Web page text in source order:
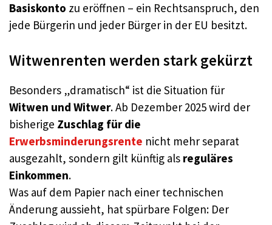
Basiskonto zu eröffnen – ein Rechtsanspruch, den
jede Bürgerin und jeder Bürger in der EU besitzt.
Witwenrenten werden stark gekürzt
Besonders „dramatisch“ ist die Situation für
Witwen und Witwer. Ab Dezember 2025 wird der
bisherige Zuschlag für die
Erwerbsminderungsrente nicht mehr separat
ausgezahlt, sondern gilt künftig als reguläres
Einkommen.
Was auf dem Papier nach einer technischen
Änderung aussieht, hat spürbare Folgen: Der